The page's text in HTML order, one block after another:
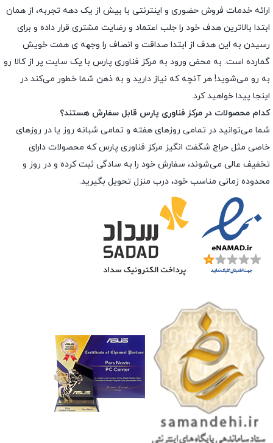
ارائه خدمات فروش حضوری و اینترنتی با بیش از یک دهه تجربه، از همان
ابتدا بالاترین هدف خود را جلب اعتماد و رضایت مشتری قرار داده و براى
رسیدن به این هدف از ابتدا صداقت و انصاف را وجهه ى همت خویش
گمارده است. به محض ورود به مرکز فناوری پارس با یک سایت پر از کالا رو
به رو می‌شوید! هر آنچه که نیاز دارید و به ذهن شما خطور می‌کند در
اینجا پیدا خواهید کرد.
کدام محصولات در مرکز فناوری پارس قابل سفارش هستند؟
شما می‌توانید در تمامی روزهای هفته و تمامی شبانه روز یا در روزهای
خاصی مثل حراج شگفت انگیز مرکز فناوری پارس که محصولات دارای
تخفیف عالی می‌شوند، سفارش خود را به سادگی ثبت کرده و در روز و
محدوده زمانی مناسب خود، درب منزل تحویل بگیرید.